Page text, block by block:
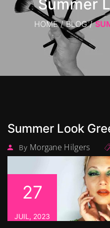
Summer
HOME / BLOG /
Summer Look
By Morgane Hilgers
27
JUIL, 2023